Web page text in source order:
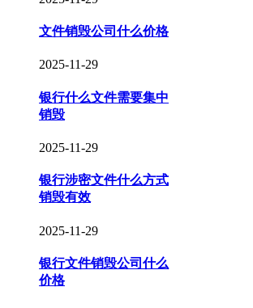
文件销毁公司什么价格
2025-11-29
银行什么文件需要集中
销毁
2025-11-29
银行涉密文件什么方式
销毁有效
2025-11-29
银行文件销毁公司什么
价格